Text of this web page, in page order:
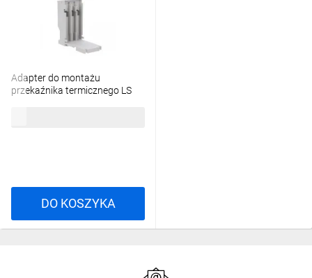
Adapter do montażu
przekaźnika termicznego LS
DO KOSZYKA